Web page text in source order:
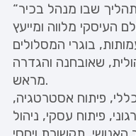
“המסלול האישי” הוא תהליך שבו מנהל בכיר
העיסקי מלווה ומייעץ
בוגרי המסלולים
שאובחנה והגדרה
מראש.
כללי, פיתוח אסטרטגיה,
פיתוח עסקי, ניהול